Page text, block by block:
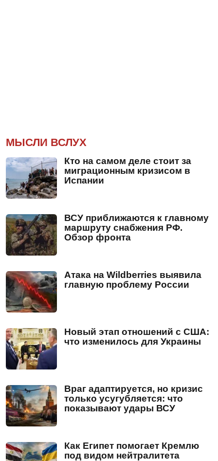
МЫСЛИ ВСЛУХ
Кто на самом деле стоит за
миграционным кризисом в
Испании
ВСУ приближаются к главному
маршруту снабжения РФ.
Обзор фронта
Атака на Wildberries выявила
главную проблему России
Новый этап отношений с США:
что изменилось для Украины
Враг адаптируется, но кризис
только усугубляется: что
показывают удары ВСУ
Как Египет помогает Кремлю
под видом нейтралитета